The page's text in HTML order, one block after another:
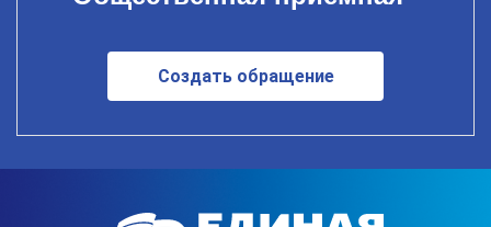
Создать обращение